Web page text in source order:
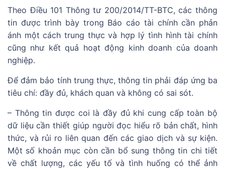
Theo Điều 101 Thông tư 200/2014/TT-BTC, các thông
tin được trình bày trong Báo cáo tài chính cần phản
ánh một cách trung thực và hợp lý tình hình tài chính
cũng như kết quả hoạt động kinh doanh của doanh
nghiệp.
Để đảm bảo tính trung thực, thông tin phải đáp ứng ba
tiêu chí: đầy đủ, khách quan và không có sai sót.
– Thông tin được coi là đầy đủ khi cung cấp toàn bộ
dữ liệu cần thiết giúp người đọc hiểu rõ bản chất, hình
thức, và rủi ro liên quan đến các giao dịch và sự kiện.
Một số khoản mục còn cần bổ sung thông tin chi tiết
về chất lượng, các yếu tố và tình huống có thể ảnh